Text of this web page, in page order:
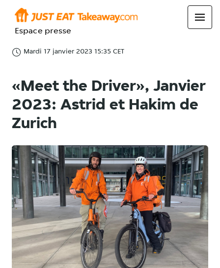
Espace presse
Mardi 17 janvier 2023 15:35 CET
«Meet the Driver», Janvier
2023: Astrid et Hakim de
Zurich